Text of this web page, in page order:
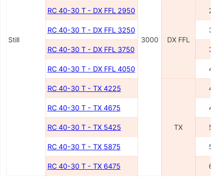
Still 3000
RC 40-30 T - DX FFL 2950
DX FFL
RC 40-30 T - DX FFL 3250
RC 40-30 T - DX FFL 3750
RC 40-30 T - DX FFL 4050
RC 40-30 T - TX 4225
TX
RC 40-30 T - TX 4675
RC 40-30 T - TX 5425
RC 40-30 T - TX 5875
RC 40-30 T - TX 6475